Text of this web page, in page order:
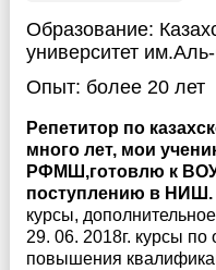
Образование:
университет
Опыт: более 20 лет
Репетитор по
много лет, мои
РФМШ,готовлю к
поступлению в НИШ.
курсы,
29. 06. 2018г. курсы
повышения